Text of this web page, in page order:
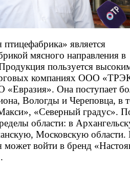
является
мясного направления в
пользуется
компаниях ООО
Она поступает
Вологды и Череповца, в
«Северный градус».
области: в
Московскую области.
может войти в бренд